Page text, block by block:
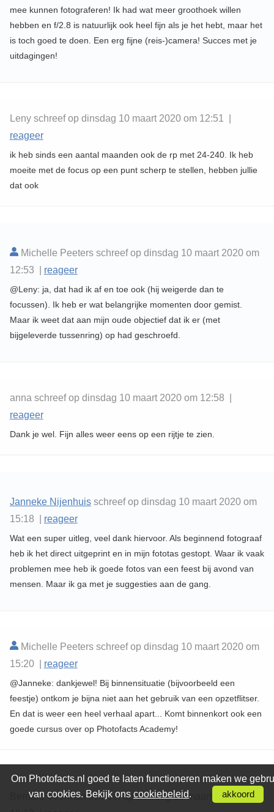
mee kunnen fotograferen! Ik had wat meer groothoek willen
hebben en f/2.8 is natuurlijk ook heel fijn als je het hebt, maar het
is toch goed te doen. Een erg fijne (reis-)camera! Succes met je
uitdagingen!
Leny schreef op dinsdag 10 maart 2020 om 12:51 |
reageer
ik heb sinds een aantal maanden ook de rp met 24-240. Ik heb
moeite met de focus op een punt scherp te stellen, hebben jullie
dat ook
Michelle Peeters schreef op dinsdag 10 maart 2020 om
12:53 | reageer
@Leny: ja, dat had ik af en toe ook (hij weigerde dan te
focussen). Ik heb er wat belangrijke momenten door gemist.
Maar ik weet dat aan mijn oude objectief dat ik er (met
bijgeleverde tussenring) op had geschroefd.
anna schreef op dinsdag 10 maart 2020 om 12:58 |
reageer
Dank je wel. Fijn alles weer eens op een rijtje te zien.
Janneke Nijenhuisschreef op dinsdag 10 maart 2020 om
15:18 | reageer
Wat een super uitleg, veel dank hiervoor. Als beginnend fotograaf
heb ik het direct uitgeprint en in mijn fototas gestopt. Waar ik vaak
problemen mee heb ik goede fotos van een feest bij avond van
mensen. Maar ik ga met je suggesties aan de gang.
Michelle Peeters schreef op dinsdag 10 maart 2020 om
15:20 | reageer
@Janneke: dankjewel! Bij binnensituatie (bijvoorbeeld een
feestje) ontkom je bijna niet aan het gebruik van een opzetflitser.
En dat is weer een heel verhaal apart... Komt binnenkort ook een
goede cursus over op Photofacts Academy!
Bernard Veerman schreef op dinsdag 10 maart 2020 om
Om Photofacts.nl goed te laten functioneren maken we
van cookies. Bekijk ons cookiebeleid. akkoord